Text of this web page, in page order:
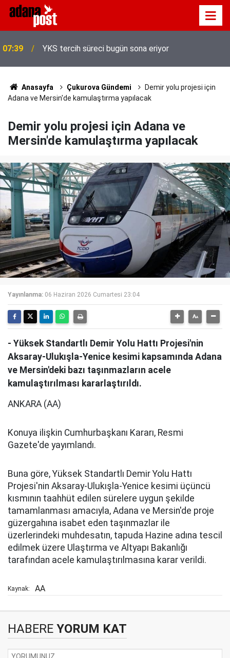
07:35
Anlaşması'na özel iletişim kampanyası
Anasayfa Çukurova Gündemi
Demir yolu projesi için
Adana ve Mersin'de kamulaştırma yapılacak
Demir yolu projesi için Adana ve
Mersin'de kamulaştırma yapılacak
Yayınlanma: 06 Haziran 2026 Cumartesi 23:04
- Yüksek Standartlı Demir Yolu Hattı Projesi'nin
Aksaray-Ulukışla-Yenice kesimi kapsamında Adana
ve Mersin'deki bazı taşınmazların acele
kamulaştırılması kararlaştırıldı.
ANKARA (AA)
Konuya ilişkin Cumhurbaşkanı Kararı, Resmi
Gazete'de yayımlandı.
Buna göre, Yüksek Standartlı Demir Yolu Hattı
Projesi'nin Aksaray-Ulukışla-Yenice kesimi üçüncü
kısmının taahhüt edilen sürelere uygun şekilde
tamamlanması amacıyla, Adana ve Mersin'de proje
güzergahına isabet eden taşınmazlar ile
üzerlerindeki muhdesatın, tapuda Hazine adına tescil
edilmek üzere Ulaştırma ve Altyapı Bakanlığı
tarafından acele kamulaştırılmasına karar verildi.
Kaynak: AA
HABERE YORUM KAT